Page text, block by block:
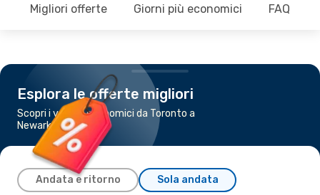
Migliori offerte Giorni più economici FAQ
Esplora le offerte migliori
Scopri i voli più economici da Toronto a
Newark, NJ
Andata e ritorno Sola andata